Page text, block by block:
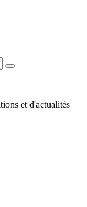
et d'actualités